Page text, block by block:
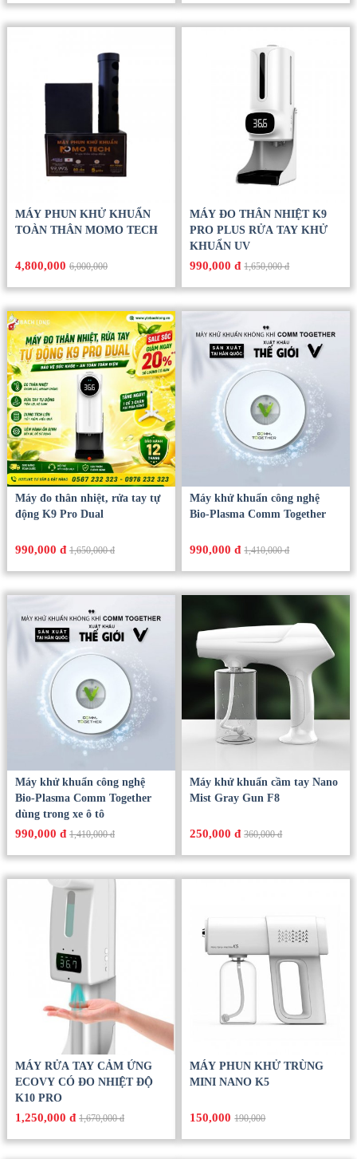
MÁY PHUN KHỬ KHUẨN
TOÀN THÂN MOMO TECH
4,800,0006,000,000
MÁY ĐO THÂN NHIỆT K9
PRO PLUS RỬA TAY KHỬ
KHUẨN UV
990,000 đ 1,650,000 đ
Máy đo thân nhiệt, rửa tay tự
động K9 Pro Dual
990,000 đ 1,650,000 đ
Máy khử khuẩn công nghệ
Bio-Plasma Comm Together
990,000 đ 1,410,000 đ
Máy khử khuẩn công nghệ
Bio-Plasma Comm Together
dùng trong xe ô tô
990,000 đ 1,410,000 đ
Máy khử khuẩn cầm tay Nano
Mist Gray Gun F8
250,000 đ 360,000 đ
MÁY RỬA TAY CẢM ỨNG
ECOVY CÓ ĐO NHIỆT ĐỘ
K10 PRO
1,250,000 đ 1,670,000 đ
MÁY PHUN KHỬ TRÙNG
MINI NANO K5
150,000190,000